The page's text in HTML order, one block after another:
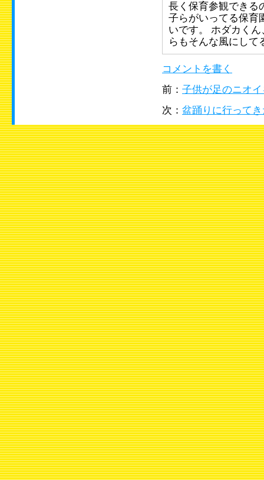
長く保育参観できる
子らがいってる保育
いです。 ホダカく
らもそんな風にして
コメントを書く
前： 子供が足のニオ
次： 盆踊りに行って